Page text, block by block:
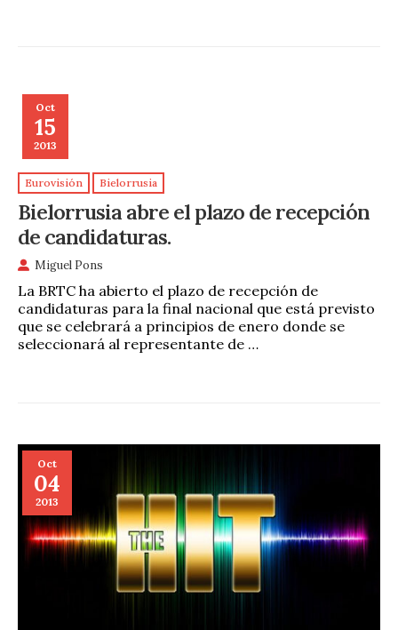
Oct
15
2013
Eurovisión Bielorrusia
Bielorrusia abre el plazo de recepción
de candidaturas.
Miguel Pons
La BRTC ha abierto el plazo de recepción de
candidaturas para la final nacional que está previsto
que se celebrará a principios de enero donde se
seleccionará al representante de …
Oct
04
2013